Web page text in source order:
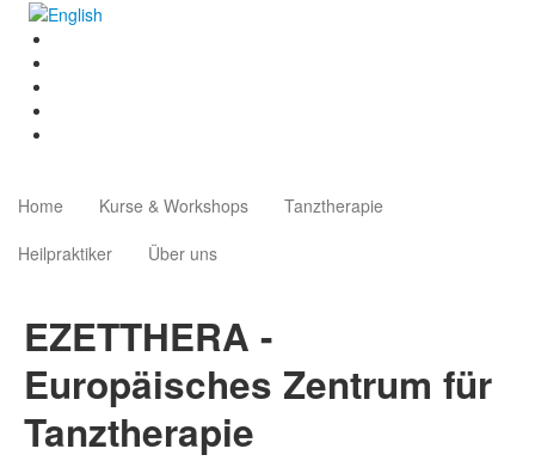
Home Kurse & Workshops
Tanztherapie
Heilpraktiker
Über uns
EZETTHERA -
Europäisches Zentrum für
Tanztherapie